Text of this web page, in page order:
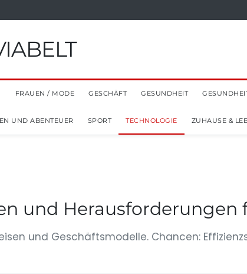
FRAUEN / MODE GESCHÄFT GESUNDHEIT
UND ABENTEUER SPORT TECHNOLOGIE ZUHAUSE &
und
und Geschäftsmodelle. Chancen: